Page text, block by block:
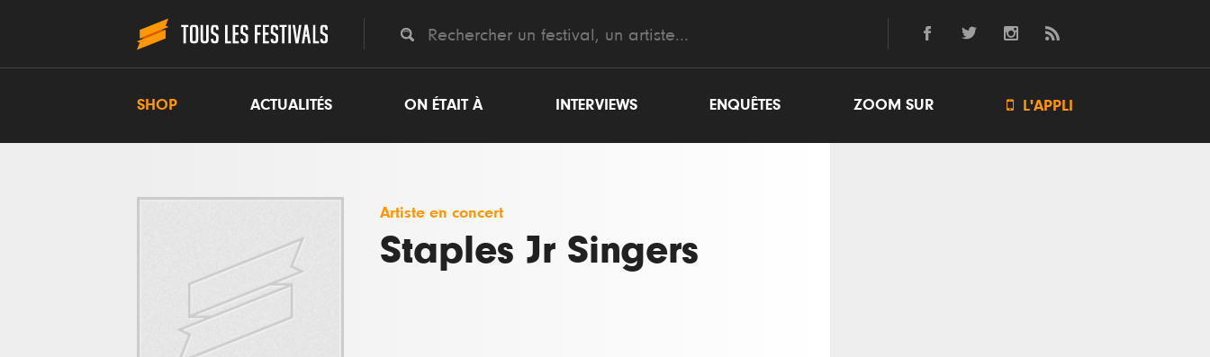
SHOP ACTUALITÉS ON ÉTAIT À INTERVIEWS ENQUÊTES ZOOM SUR  L'APPLI
Artiste en concert
Staples Jr Singers